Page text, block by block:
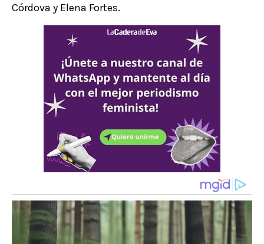
Córdova y Elena Fortes.